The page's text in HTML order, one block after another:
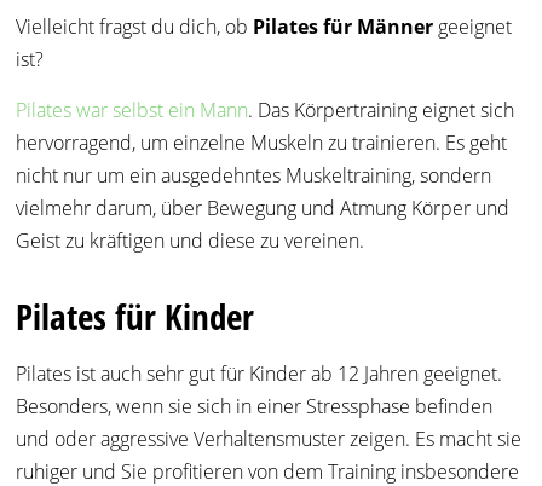
Vielleicht fragst du dich, ob Pilates für Männer geeignet
ist?
Pilates war selbst ein Mann. Das Körpertraining eignet sich
hervorragend, um einzelne Muskeln zu trainieren. Es geht
nicht nur um ein ausgedehntes Muskeltraining, sondern
vielmehr darum, über Bewegung und Atmung Körper und
Geist zu kräftigen und diese zu vereinen.
Pilates für Kinder
Pilates ist auch sehr gut für Kinder ab 12 Jahren geeignet.
Besonders, wenn sie sich in einer Stressphase befinden
und oder aggressive Verhaltensmuster zeigen. Es macht sie
ruhiger und Sie profitieren von dem Training insbesondere